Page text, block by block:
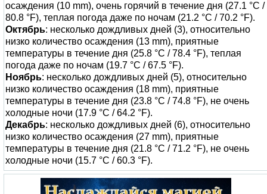
осаждения (10 mm), очень горячий в течение дня (27.1 °C /
80.8 °F), теплая погода даже по ночам (21.2 °C / 70.2 °F).
Октябрь: несколько дождливых дней (3), относительно
низко количество осаждения (13 mm), приятные
температуры в течение дня (25.8 °C / 78.4 °F), теплая
погода даже по ночам (19.7 °C / 67.5 °F).
Ноябрь: несколько дождливых дней (5), относительно
низко количество осаждения (18 mm), приятные
температуры в течение дня (23.8 °C / 74.8 °F), не очень
холодные ночи (17.9 °C / 64.2 °F).
Декабрь: несколько дождливых дней (6), относительно
низко количество осаждения (27 mm), приятные
температуры в течение дня (21.8 °C / 71.2 °F), не очень
холодные ночи (15.7 °C / 60.3 °F).